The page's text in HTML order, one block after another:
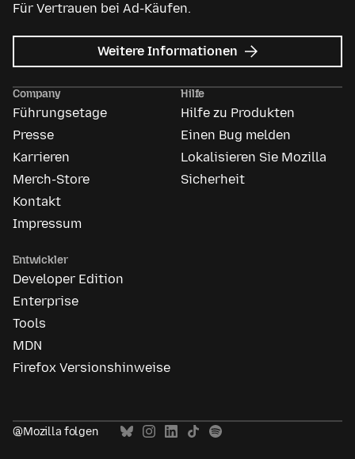
Für Vertrauen bei Ad-Käufen.
Weitere Informationen zu
Mozilla
Company
Führungsetage
Presse
Karrieren
Merch-Store
Kontakt
Impressum
Hilfe
Hilfe zu Produkten
Einen Bug melden
Lokalisieren Sie Mozilla
Sicherheit
Entwickler
Developer Edition
Enterprise
Tools
MDN
Firefox Versionshinweise
@Mozilla folgen